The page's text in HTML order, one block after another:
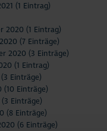
(1 Eintrag)
2020 (1 Eintrag)
(7 Einträge)
2020 (3 Einträge)
(1 Eintrag)
(3 Einträge)
(10 Einträge)
(3 Einträge)
(8 Einträge)
(6 Einträge)